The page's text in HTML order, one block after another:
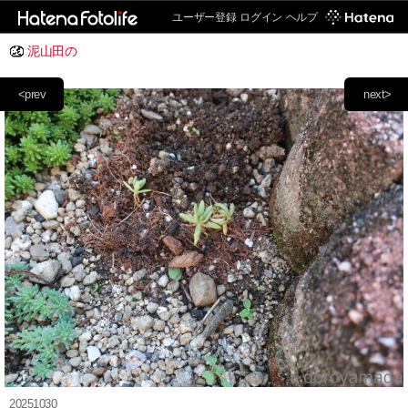
ユーザー登録 ログイン ヘルプ
泥山田の
next>
<prev
20251030